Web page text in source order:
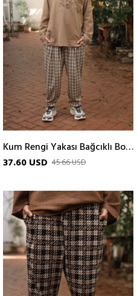
Kum Rengi Yakası Bağcıklı Bohem Erkek Gömlek
37.60 USD 45.66 USD